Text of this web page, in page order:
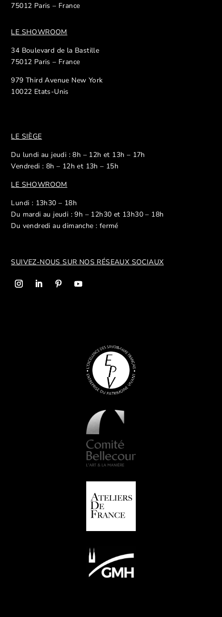
75012 Paris – France
LE SHOWROOM
34 Boulevard de la Bastille
75012 Paris – France
979 Third Avenue New York
10022 Etats-Unis
LE SIÈGE
Du lundi au jeudi : 8h – 12h et 13h – 17h
Vendredi : 8h – 12h et 13h – 15h
LE SHOWROOM
Lundi : 13h30 – 18h
Du mardi au jeudi : 9h – 12h30 et 13h30 – 18h
Du vendredi au dimanche : fermé
SUIVEZ-NOUS SUR NOS RÉSEAUX SOCIAUX